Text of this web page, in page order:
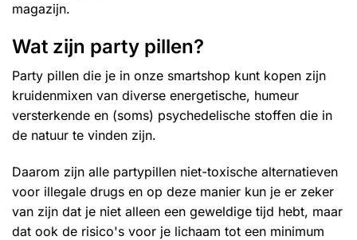
magazijn.
Wat zijn party pillen?
Party pillen die je in onze smartshop kunt kopen zijn
kruidenmixen van diverse energetische, humeur
versterkende en (soms) psychedelische stoffen die in
de natuur te vinden zijn.
Daarom zijn alle partypillen niet-toxische alternatieven
voor illegale drugs en op deze manier kun je er zeker
van zijn dat je niet alleen een geweldige tijd hebt, maar
dat ook de risico's voor je lichaam tot een minimum